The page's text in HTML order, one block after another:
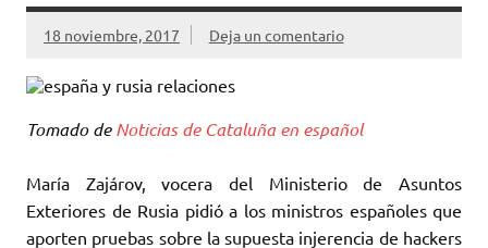
18 noviembre, 2017 Deja un comentario
Tomado deNoticias de Cataluña en español
María Zajárov, vocera del Ministerio de Asuntos
Exteriores de Rusia pidió a los ministros españoles que
aporten pruebas sobre la supuesta injerencia de hackers